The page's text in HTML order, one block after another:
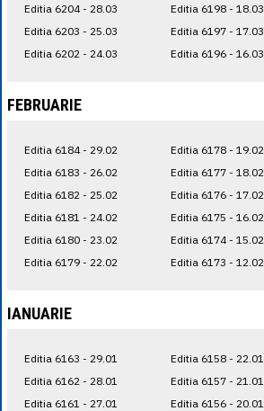
Editia 6204 - 28.03
Editia 6203 - 25.03
Editia 6202 - 24.03
Editia 6198 - 18.03
Editia 6197 - 17.03
Editia 6196 - 16.03
FEBRUARIE
Editia 6184 - 29.02
Editia 6183 - 26.02
Editia 6182 - 25.02
Editia 6181 - 24.02
Editia 6180 - 23.02
Editia 6179 - 22.02
Editia 6178 - 19.02
Editia 6177 - 18.02
Editia 6176 - 17.02
Editia 6175 - 16.02
Editia 6174 - 15.02
Editia 6173 - 12.02
IANUARIE
Editia 6163 - 29.01
Editia 6162 - 28.01
Editia 6161 - 27.01
Editia 6158 - 22.01
Editia 6157 - 21.01
Editia 6156 - 20.01